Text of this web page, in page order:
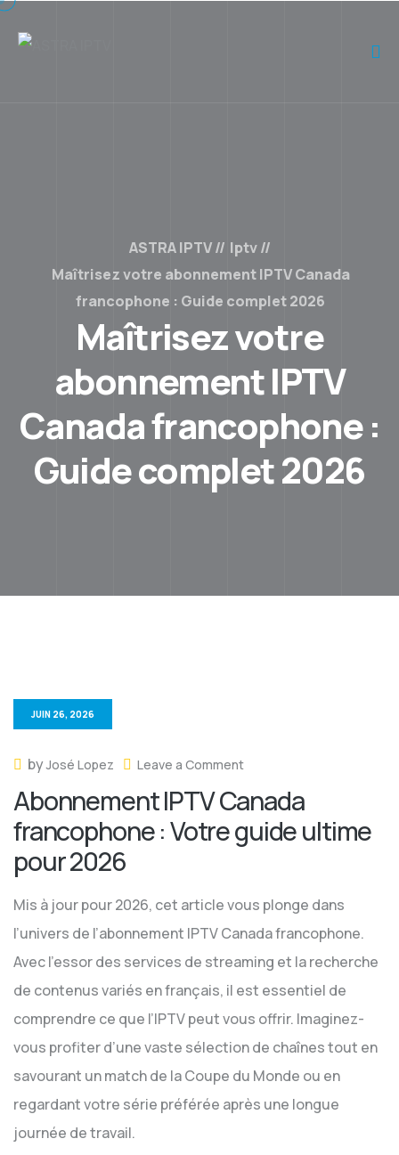
ASTRA IPTV
Iptv
Maîtrisez votre abonnement IPTV Canada
francophone : Guide complet 2026
Maîtrisez votre
abonnement IPTV
Canada francophone :
Guide complet 2026
JUIN 26, 2026
byJosé Lopez Leave a Comment
Abonnement IPTV Canada
francophone : Votre guide ultime
pour 2026
Mis à jour pour 2026, cet article vous plonge dans
l’univers de l’abonnement IPTV Canada francophone.
Avec l’essor des services de streaming et la recherche
de contenus variés en français, il est essentiel de
comprendre ce que l’IPTV peut vous offrir. Imaginez-
vous profiter d’une vaste sélection de chaînes tout en
savourant un match de la Coupe du Monde ou en
regardant votre série préférée après une longue
journée de travail.